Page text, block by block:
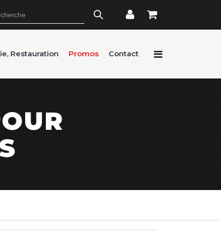
Restauration Promos Contact